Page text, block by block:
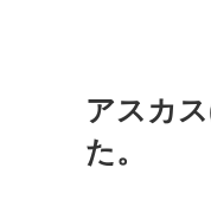
アスカ
た。